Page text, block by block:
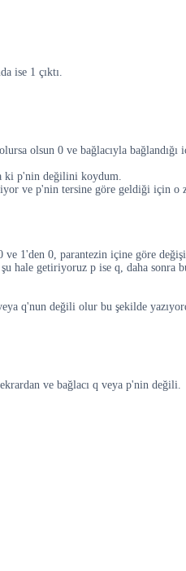
ise 1 çıktı.
olsun 0 ve bağlacıyla bağlandığı
ki p'nin değilini koydum.
ve p'nin tersine göre geldiği için o
ve 1'den 0, parantezin içine göre
hale getiriyoruz p ise q, daha sonra
q'nun değili olur bu şekilde
ve bağlacı q veya p'nin değili.